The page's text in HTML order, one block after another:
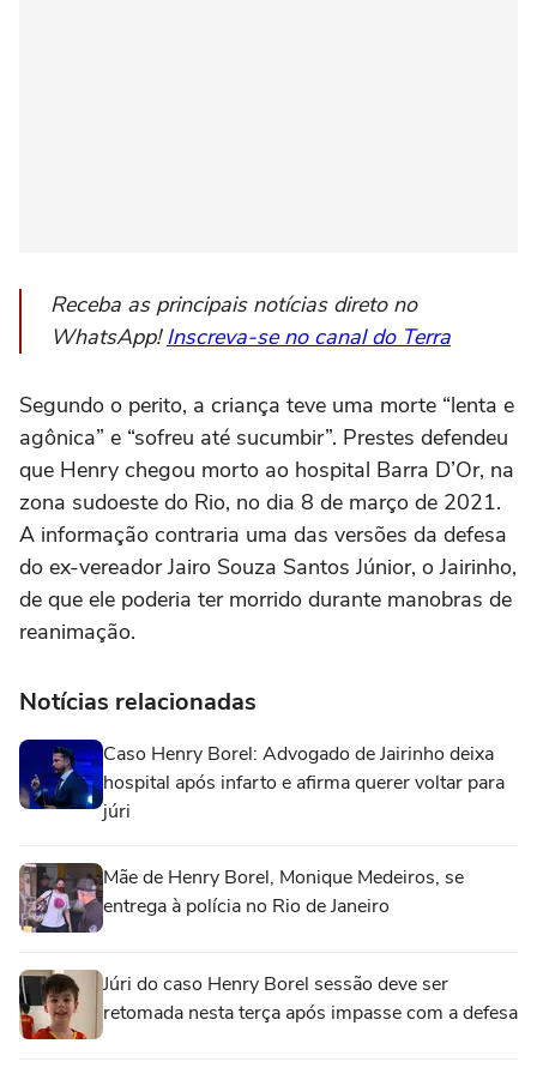
Receba as principais notícias direto no
WhatsApp!Inscreva-se no canal do Terra
Segundo o perito, a criança teve uma morte “lenta e
agônica” e “sofreu até sucumbir”. Prestes defendeu
que Henry chegou morto ao hospital Barra D’Or, na
zona sudoeste do Rio, no dia 8 de março de 2021.
A informação contraria uma das versões da defesa
do ex-vereador Jairo Souza Santos Júnior, o Jairinho,
de que ele poderia ter morrido durante manobras de
reanimação.
Notícias relacionadas
Caso Henry Borel: Advogado de Jairinho deixa
hospital após infarto e afirma querer voltar para
júri
Mãe de Henry Borel, Monique Medeiros, se
entrega à polícia no Rio de Janeiro
Júri do caso Henry Borel sessão deve ser
retomada nesta terça após impasse com a defesa